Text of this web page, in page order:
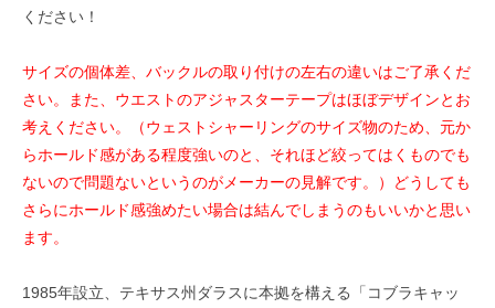
ください！
サイズの個体差、バックルの取り付けの左右の違いはご了承くだ
さい。また、ウエストのアジャスターテープはほぼデザインとお
考えください。（ウェストシャーリングのサイズ物のため、元か
らホールド感がある程度強いのと、それほど絞ってはくものでも
ないので問題ないというのがメーカーの見解です。）どうしても
さらにホールド感強めたい場合は結んでしまうのもいいかと思い
ます。
1985年設立、テキサス州ダラスに本拠を構える「コブラキャッ